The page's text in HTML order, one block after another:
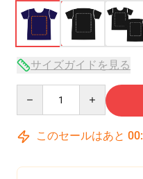
サイズガイドを見る
このセールはあと 00: